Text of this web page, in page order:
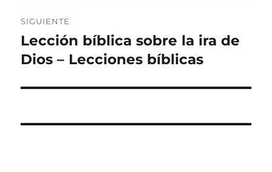
SIGUIENTE
Entrada
siguiente:
Lección bíblica sobre la ira de
Dios – Lecciones bíblicas